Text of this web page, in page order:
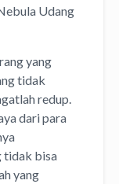
Udang
yang
tidak
redup.
dari para
tidak bisa
yang